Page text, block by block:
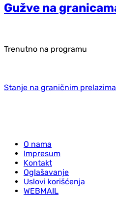
Gužve na
Trenutno na programu
Stanje na graničnim prelazima
O nama
Impresum
Kontakt
Oglašavanje
Uslovi korišćenja
WEBMAIL